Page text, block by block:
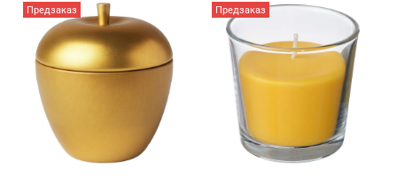
Предзаказ Предзаказ